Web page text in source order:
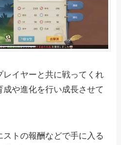
イヤーと共に戦ってくれ
や進化を行い成長させて
トの報酬などで手に入る